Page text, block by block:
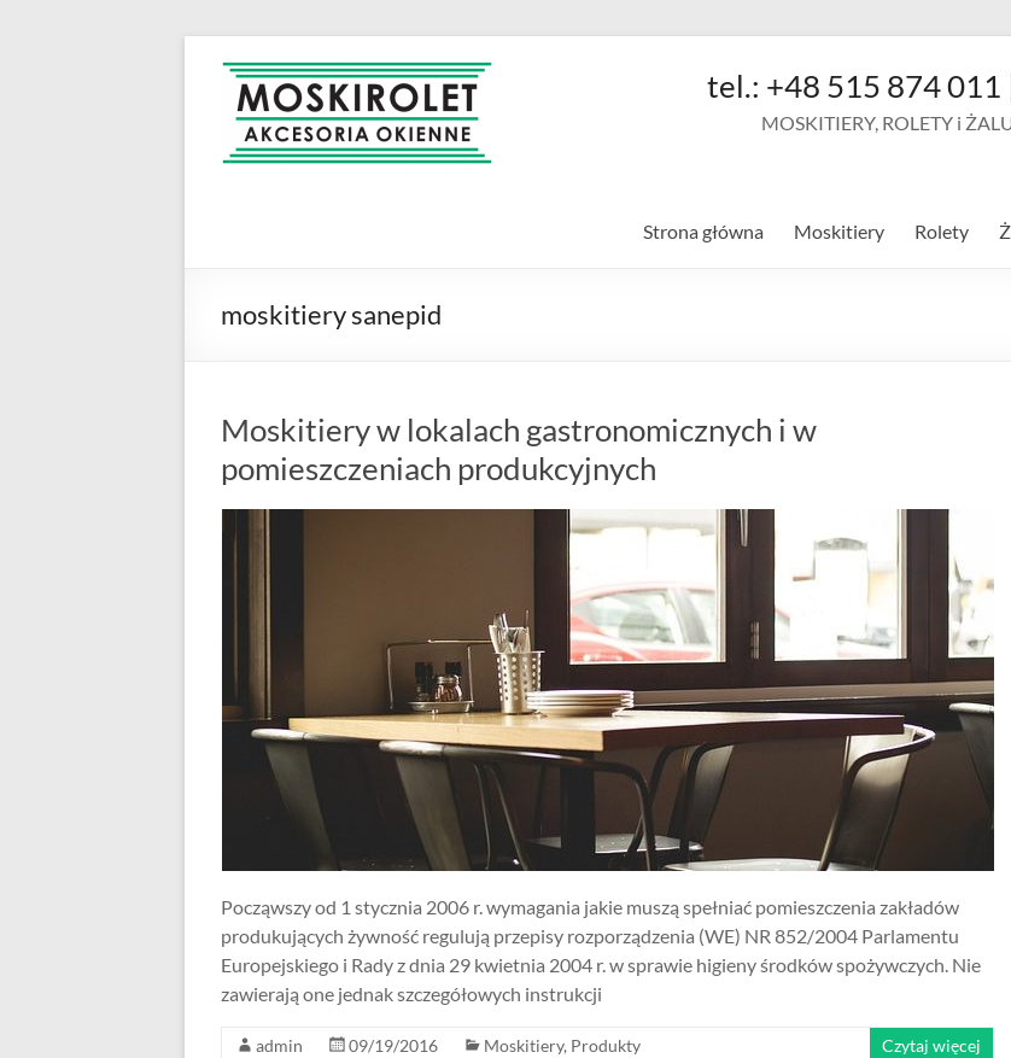
contentMOSKIROLET
siatki na
owady |
moskitiery
okienne |
drzwiowe
tel.: +48 515 874
MOSKITIERY, ROLETY i
Strona główna Moskitiery Rolety
moskitiery sanepid
Moskitiery w lokalach gastronomicznych i w
pomieszczeniach produkcyjnych
Począwszy od 1 stycznia 2006 r. wymagania jakie muszą spełniać pomieszczenia zakładów
produkujących żywność regulują przepisy rozporządzenia (WE) NR 852/2004 Parlamentu
Europejskiego i Rady z dnia 29 kwietnia 2004 r. w sprawie higieny środków spożywczych. Nie
zawierają one jednak szczegółowych instrukcji
admin 09/19/2016 Moskitiery, Produkty Czytaj więcej